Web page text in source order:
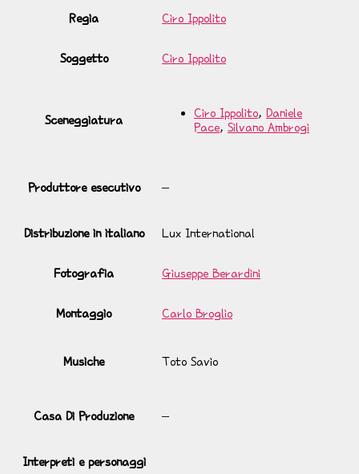
Regia Ciro Ippolito
Soggetto Ciro Ippolito
Sceneggiatura Ciro Ippolito, Daniele
Pace, Silvano Ambrogi
Produttore esecutivo –
Distribuzione in italiano Lux International
Fotografia Giuseppe Berardini
Montaggio Carlo Broglio
Musiche Toto Savio
Casa Di Produzione –
Interpreti e personaggi